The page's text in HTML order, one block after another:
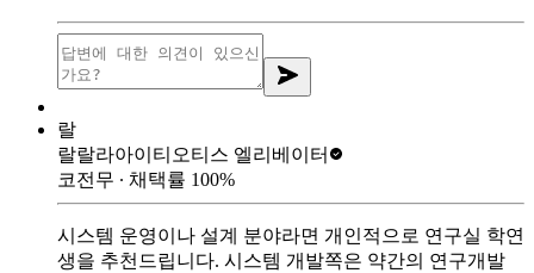
랄
랄랄라아이티 오티스 엘리베이터
코전무 ∙ 채택률 100%
시스템 운영이나 설계 분야라면 개인적으로 연구실 학연
생을 추천드립니다. 시스템 개발쪽은 약간의 연구개발